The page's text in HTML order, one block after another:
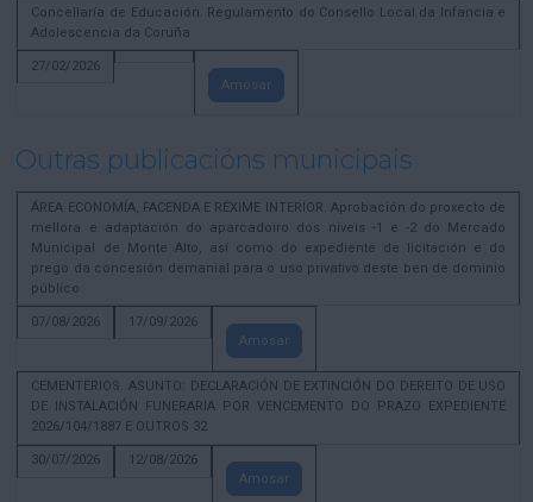
Concellaría de Educación. Regulamento do Consello Local da Infancia e
Adolescencia da Coruña
27/02/2026
Amosar
Outras publicacións municipais
ÁREA ECONOMÍA, FACENDA E RÉXIME INTERIOR. Aprobación do proxecto de
mellora e adaptación do aparcadoiro dos niveis -1 e -2 do Mercado
Municipal de Monte Alto, así como do expediente de licitación e do
prego da concesión demanial para o uso privativo deste ben de dominio
público
07/08/2026
17/09/2026
Amosar
CEMENTERIOS. ASUNTO: DECLARACIÓN DE EXTINCIÓN DO DEREITO DE USO
DE INSTALACIÓN FUNERARIA POR VENCEMENTO DO PRAZO EXPEDIENTE
2026/104/1887 E OUTROS 32
30/07/2026
12/08/2026
Amosar